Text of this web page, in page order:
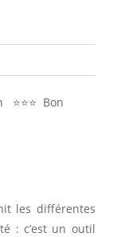
⭐️⭐️⭐️ Bon
les différentes
: c’est un outil